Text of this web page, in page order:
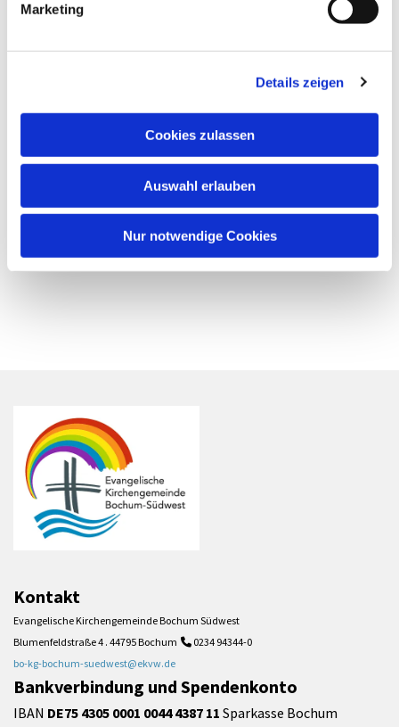
Marketing
Details zeigen
Cookies zulassen
Auswahl erlauben
Nur notwendige Cookies
Kontakt
Evangelische Kirchengemeinde Bochum Südwest
Blumenfeldstraße 4 . 44795 Bochum  0234 94344-0
bo-kg-bochum-suedwest@ekvw.de
Bankverbindung und Spendenkonto
IBAN DE75 4305 0001 0044 4387 11 Sparkasse Bochum